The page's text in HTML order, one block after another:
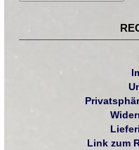
Link zum